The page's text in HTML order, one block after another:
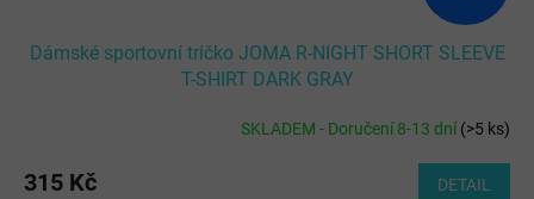
Dámské sportovní tričko JOMA R-NIGHT SHORT SLEEVE
T-SHIRT DARK GRAY
SKLADEM - Doručení 8-13 dní(>5 ks)
315 Kč DETAIL